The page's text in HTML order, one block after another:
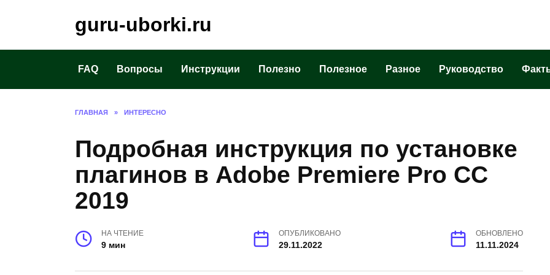
guru-uborki.ru
FAQ Вопросы Инструкции Полезно Полезное Разное Руководство
ГЛАВНАЯ » ИНТЕРЕСНО
Подробная инструкция по установке
плагинов в Adobe Premiere Pro CC
2019
НА ЧТЕНИЕ
9 мин
ОПУБЛИКОВАНО
29.11.2022
ОБНОВЛЕНО
11.11.2024